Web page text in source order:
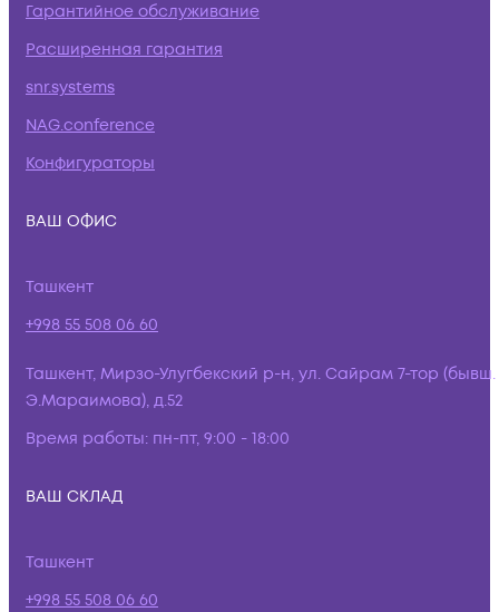
Гарантийное обслуживание
Расширенная гарантия
snr.systems
NAG.conference
Конфигураторы
ВАШ ОФИС
Ташкент
+998 55 508 06 60
Ташкент, Мирзо-Улугбекский р-н, ул. Сайрам 7-тор (бывш.
Э.Мараимова), д.52
Время работы: пн-пт, 9:00 - 18:00
ВАШ СКЛАД
Ташкент
+998 55 508 06 60